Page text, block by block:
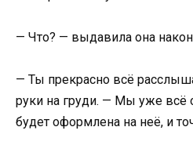
— Что? — выдавила она
— Ты прекрасно всё
руки на груди. — Мы уже всё
будет оформлена на неё, и